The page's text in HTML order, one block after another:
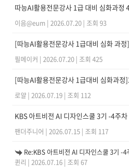
따능AI활용전문강사 1급 대비 심화과
이음@eum | 2026.07.20 | 조회 93
[따능AI활용전문강사 1급대비 심화 과
필메이커 | 2026.07.20 | 조회 425
[따능AI활용전문강사 1급대비 심화과정
로얄 | 2026.07.19 | 조회 112
KBS 아트비전 AI 디자인스쿨 3기 -4주
팬더주니어 | 2026.07.15 | 조회 117
Re:KBS 아트비전 AI 디자인스쿨 3기 -4
퀸리 | 2026.07.16 | 조회 67